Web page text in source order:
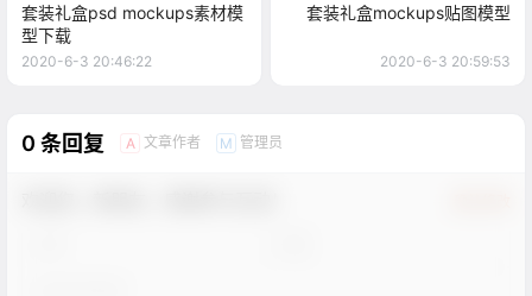
套装礼盒psd mockups素材模
型下载
2020-6-3 20:46:22
套装礼盒mockups贴图模型
2020-6-3 20:59:53
0 条回复 A 文章作者 M 管理员